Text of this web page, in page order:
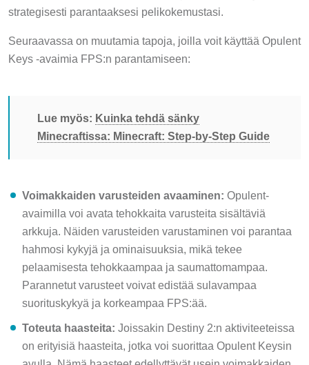
strategisesti parantaaksesi pelikokemustasi.
Seuraavassa on muutamia tapoja, joilla voit käyttää Opulent
Keys -avaimia FPS:n parantamiseen:
Lue myös: Kuinka tehdä sänky
Minecraftissa: Minecraft: Step-by-Step Guide
Voimakkaiden varusteiden avaaminen: Opulent-
avaimilla voi avata tehokkaita varusteita sisältäviä
arkkuja. Näiden varusteiden varustaminen voi parantaa
hahmosi kykyjä ja ominaisuuksia, mikä tekee
pelaamisesta tehokkaampaa ja saumattomampaa.
Parannetut varusteet voivat edistää sulavampaa
suorituskykyä ja korkeampaa FPS:ää.
Toteuta haasteita: Joissakin Destiny 2:n aktiviteeteissa
on erityisiä haasteita, jotka voi suorittaa Opulent Keysin
avulla. Nämä haasteet edellyttävät usein voimakkaiden